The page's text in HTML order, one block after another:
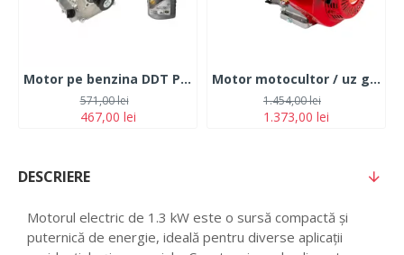
Motor pe benzina DDT Profesional 7.5 Cp, 4 timpi, 200 CC, 3.6 L Rezervor, Fulie inclusa + Ulei 600 ml
467,00 lei
571,00 lei
Motor motocultor / uz general Campion, 15CP, ax 25mm, 4 timpi, ax cilindric orizontal cu pana
1.373,00 lei
1.454,00 lei
DESCRIERE
Motorul electric de 1.3 kW este o sursă compactă și
puternică de energie, ideală pentru diverse aplicații